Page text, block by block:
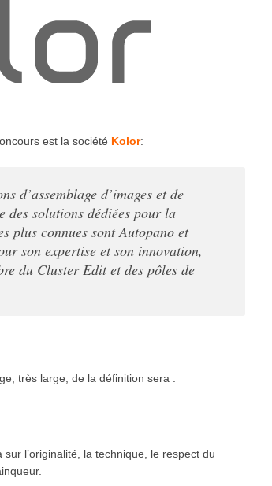
est la société Kolor:
d’assemblage d’images et de
des solutions dédiées pour la
plus connues sont Autopano et
son expertise et son innovation,
du Cluster Edit et des pôles de
très large, de la définition sera :
l’originalité, la tech­nique, le res­pect du